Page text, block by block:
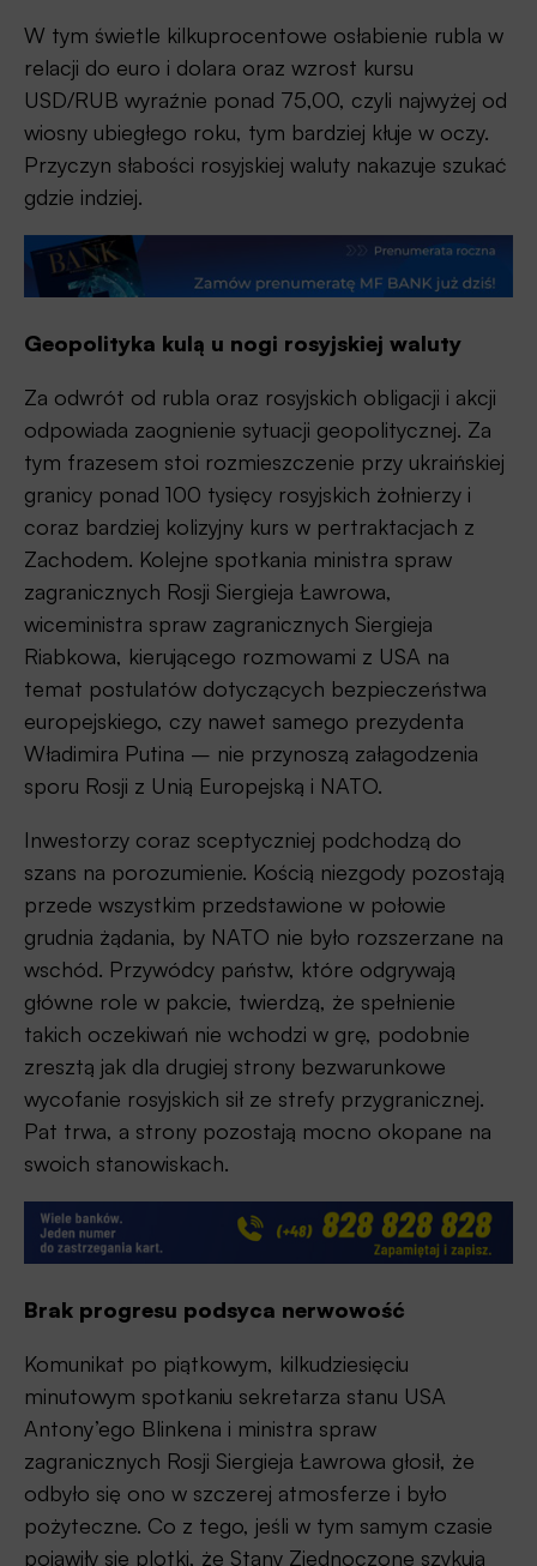
W tym świetle kilkuprocentowe osłabienie rubla w
relacji do euro i dolara oraz wzrost kursu
USD/RUB wyraźnie ponad 75,00, czyli najwyżej od
wiosny ubiegłego roku, tym bardziej kłuje w oczy.
Przyczyn słabości rosyjskiej waluty nakazuje szukać
gdzie indziej.
Geopolityka kulą u nogi rosyjskiej waluty
Za odwrót od rubla oraz rosyjskich obligacji i akcji
odpowiada zaognienie sytuacji geopolitycznej. Za
tym frazesem stoi rozmieszczenie przy ukraińskiej
granicy ponad 100 tysięcy rosyjskich żołnierzy i
coraz bardziej kolizyjny kurs w pertraktacjach z
Zachodem. Kolejne spotkania ministra spraw
zagranicznych Rosji Siergieja Ławrowa,
wiceministra spraw zagranicznych Siergieja
Riabkowa, kierującego rozmowami z USA na
temat postulatów dotyczących bezpieczeństwa
europejskiego, czy nawet samego prezydenta
Władimira Putina – nie przynoszą załagodzenia
sporu Rosji z Unią Europejską i NATO.
Inwestorzy coraz sceptyczniej podchodzą do
szans na porozumienie. Kością niezgody pozostają
przede wszystkim przedstawione w połowie
grudnia żądania, by NATO nie było rozszerzane na
wschód. Przywódcy państw, które odgrywają
główne role w pakcie, twierdzą, że spełnienie
takich oczekiwań nie wchodzi w grę, podobnie
zresztą jak dla drugiej strony bezwarunkowe
wycofanie rosyjskich sił ze strefy przygranicznej.
Pat trwa, a strony pozostają mocno okopane na
swoich stanowiskach.
Brak progresu podsyca nerwowość
Komunikat po piątkowym, kilkudziesięciu
minutowym spotkaniu sekretarza stanu USA
Antony’ego Blinkena i ministra spraw
zagranicznych Rosji Siergieja Ławrowa głosił, że
odbyło się ono w szczerej atmosferze i było
pożyteczne. Co z tego, jeśli w tym samym czasie
pojawiły się plotki, że Stany Zjednoczone szykują